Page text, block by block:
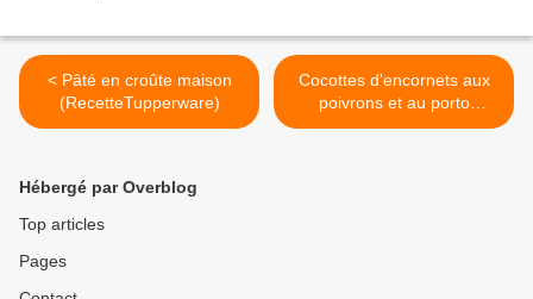
< Pâté en croûte maison
(RecetteTupperware)
Cocottes d'encornets aux
poivrons et au porto
{concours inside} un colis
Hébergé par Overblog
Top articles
Pages